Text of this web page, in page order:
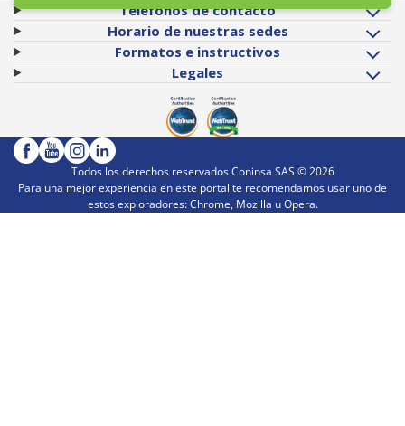
Teléfonos de contacto
Horario de nuestras sedes
Formatos e instructivos
Legales
Todos los derechos reservados Coninsa SAS ©2026
Para una mejor experiencia en este portal te recomendamos usar uno de
estos exploradores: Chrome, Mozilla u Opera.